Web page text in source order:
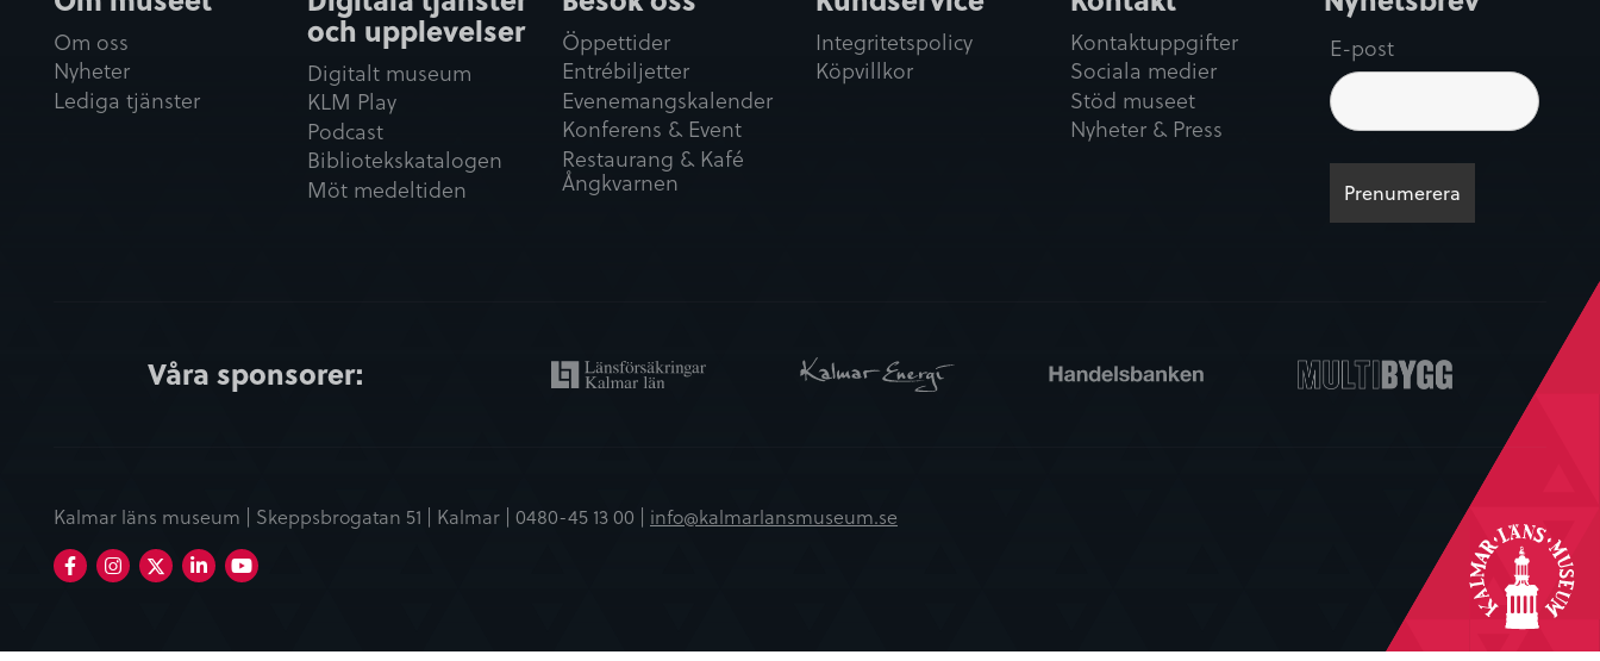
Om oss
Nyheter
Lediga tjänster
och upplevelser
Digitalt museum
KLM Play
Podcast
Bibliotekskatalogen
Möt medeltiden
Öppettider
Entrébiljetter
Evenemangskalender
Konferens & Event
Restaurang & Kafé
Ångkvarnen
Integritetspolicy
Köpvillkor
Kontaktuppgifter
Sociala medier
Stöd museet
Nyheter & Press
E-post
Våra sponsorer:
Kalmar läns museum | Skeppsbrogatan 51 | Kalmar | 0480-45 13 00 | info@kalmarlansmuseum.se
FacebookInstagramLinkedIn